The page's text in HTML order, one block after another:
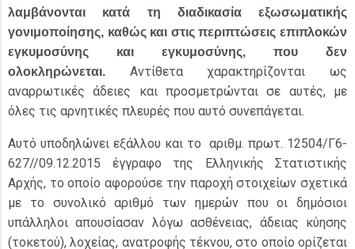
λαμβάνονται κατά τη διαδικασία εξωσωματικής
γονιμοποίησης, καθώς και στις περιπτώσεις επιπλοκών
εγκυμοσύνης και εγκυμοσύνης, που δεν
ολοκληρώνεται. Αντίθετα χαρακτηρίζονται ως
αναρρωτικές άδειες και προσμετρώνται σε αυτές, με
όλες τις αρνητικές πλευρές που αυτό συνεπάγεται.
Αυτό υποδηλώνει εξάλλου και το αριθμ. πρωτ. 12504/Γ6-
627//09.12.2015 έγγραφο της Ελληνικής Στατιστικής
Αρχής, το οποίο αφορούσε την παροχή στοιχείων σχετικά
με το συνολικό αριθμό των ημερών που οι δημόσιοι
υπάλληλοι απουσίασαν λόγω ασθένειας, άδειας κύησης
(τοκετού), λοχείας, ανατροφής τέκνου, στο οποίο ορίζεται